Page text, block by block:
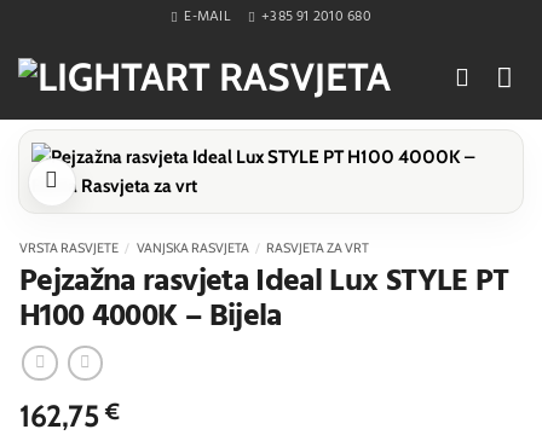
content
E-MAIL +385 91 2010 680
VRSTA RASVJETE / VANJSKA RASVJETA / RASVJETA ZA VRT
Pejzažna rasvjeta Ideal Lux STYLE PT
H100 4000K – Bijela
162,75€